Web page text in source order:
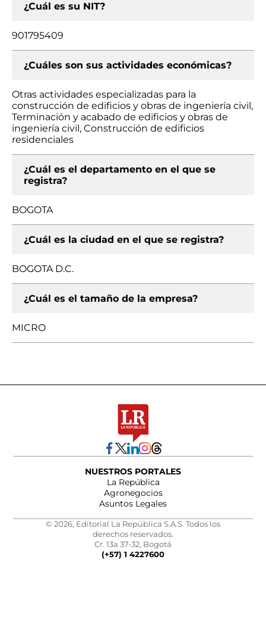
¿Cuál es su NIT?
901795409
¿Cuáles son sus actividades económicas?
Otras actividades especializadas para la
construcción de edificios y obras de ingeniería civil,
Terminación y acabado de edificios y obras de
ingeniería civil, Construcción de edificios
residenciales
¿Cuál es el departamento en el que se
registra?
BOGOTA
¿Cuál es la ciudad en el que se registra?
BOGOTA D.C.
¿Cuál es el tamaño de la empresa?
MICRO
NUESTROS PORTALES
La República
Agronegocios
Asuntos Legales
© 2026, Editorial La República S.A.S. Todos los
derechos reservados.
Cr. 13a 37-32, Bogotá
(+57) 1 4227600